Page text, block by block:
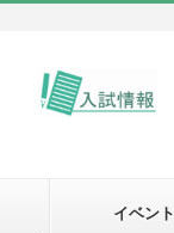
イベント